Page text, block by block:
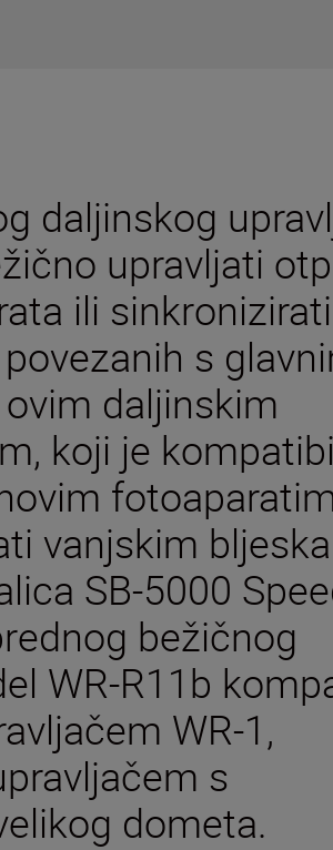
daljinskog
upravljati
ili
s
daljinskim
koji je
vanjskim
SB-5000
bežičnog
WR-R11b
WR-1,
s
dometa.